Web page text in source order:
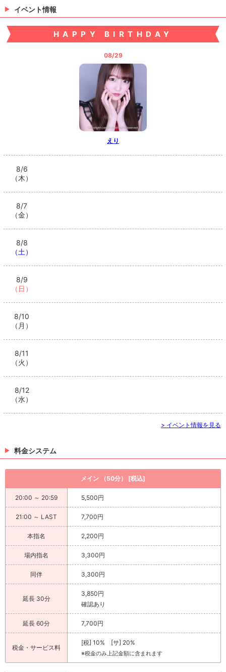
イベント情報
HAPPY BIRTHDAY
08/29
えり
8/6
（木）
8/7
（金）
8/8
（土）
8/9
（日）
8/10
（月）
8/11
（火）
8/12
（水）
> イベント情報を見る
料金システム
メイン （50分） [税込]
20:00 ～ 20:59 5,500円
21:00 ～ LAST 7,700円
本指名 2,200円
場内指名 3,300円
同伴 3,300円
延長 30分
3,850円
確認あり
延長 60分 7,700円
税金・サービス料
[税] 10% [サ] 20%
※税金のみ上記金額に含まれます